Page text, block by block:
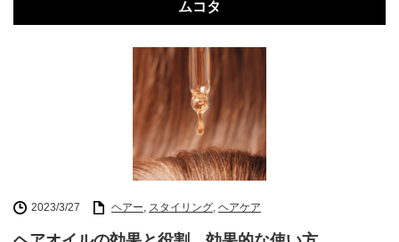
ムコタ
2023/3/27 ヘアー, スタイリング, ヘアケア